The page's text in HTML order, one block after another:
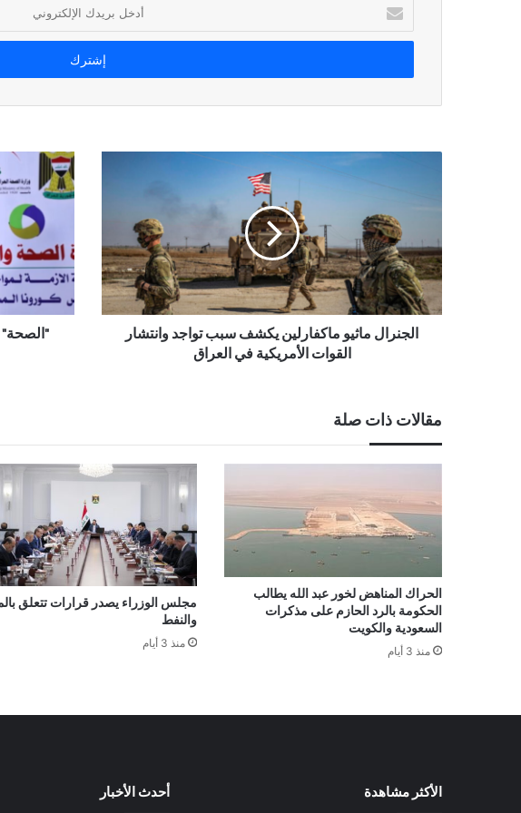
بريدك
الإلكتروني
الجنرال ماثيو ماكفارلين يكشف سبب تواجد وانتشار
القوات الأمريكية في العراق
"الصحة"
مقالات ذات صلة
الحراك المناهض لخور عبد الله يطالب
الحكومة بالرد الحازم على مذكرات
السعودية والكويت
منذ 3 أيام
مجلس الوزراء يصدر قرارات تتعلق
والنفط
منذ 3 أيام
الأكثر مشاهدة أحدث الأخبار